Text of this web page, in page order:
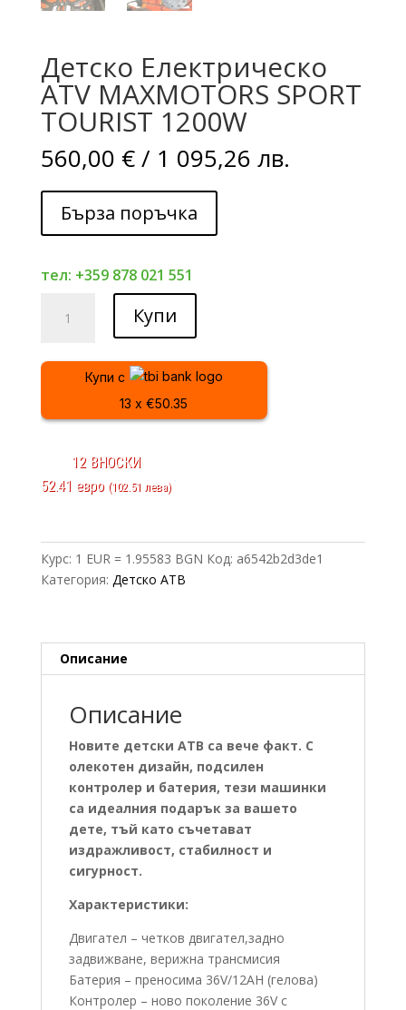
Детско Електрическо
ATV MAXMOTORS SPORT
TOURIST 1200W
560,00 €/ 1 095,26 лв.
Бърза поръчка
тел: +359 878 021 551
Електрическо
MAXMOTORS
SPORT
1200W
Купи
Купи с
13 x €50.35
12 ВНОСКИ
52.41 евро (102.51 лева)
Курс: 1 EUR = 1.95583 BGN Код: a6542b2d3de1
Категория: Детско АТВ
Описание
Описание
Новите детски АТВ са вече факт. С
олекотен дизайн, подсилен
контролер и батерия, тези машинки
са идеалния подарък за вашето
дете, тъй като съчетават
издражливост, стабилност и
сигурност.
Характеристики:
Двигател – четков двигател,задно
задвижване, верижна трансмисия
Батерия – преносима 36V/12AH (гелова)
Контролер – ново поколение 36V с